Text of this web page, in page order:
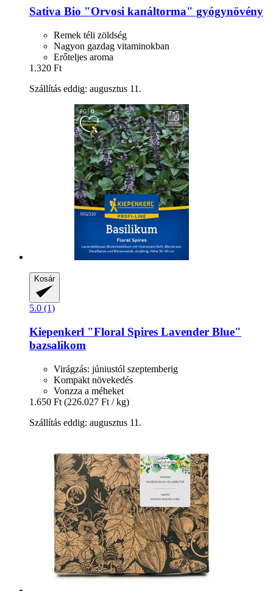
Sativa Bio "Orvosi kanáltorma" gyógynövény
Remek téli zöldség
Nagyon gazdag vitaminokban
Erőteljes aroma
1.320 Ft
Szállítás eddig: augusztus 11.
Kosár
5.0 (1)
Kiepenkerl "Floral Spires Lavender Blue"
bazsalikom
Virágzás: júniustól szeptemberig
Kompakt növekedés
Vonzza a méheket
1.650 Ft (226.027 Ft / kg)
Szállítás eddig: augusztus 11.